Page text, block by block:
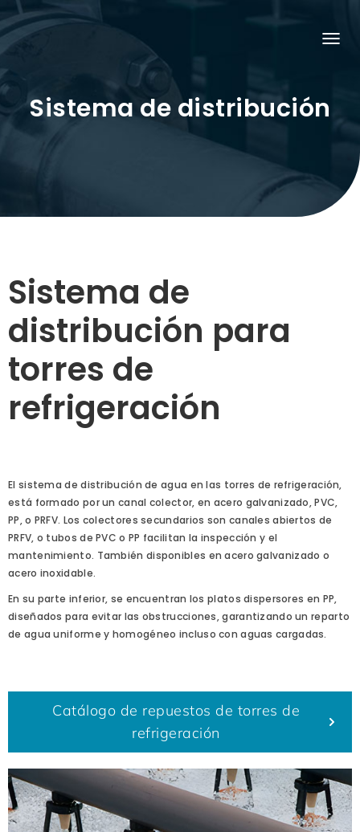
D
N
Sistema de distribución
Sistema de
distribución para
torres de
refrigeración
El sistema de distribución de agua en las torres de refrigeración,
está formado por un canal colector, en acero galvanizado, PVC,
PP, o PRFV. Los colectores secundarios son canales abiertos de
PRFV, o tubos de PVC o PP facilitan la inspección y el
mantenimiento. También disponibles en acero galvanizado o
acero inoxidable.
En su parte inferior, se encuentran los platos dispersores en PP,
diseñados para evitar las obstrucciones, garantizando un reparto
de agua uniforme y homogéneo incluso con aguas cargadas.
Catálogo de repuestos de torres de
refrigeración